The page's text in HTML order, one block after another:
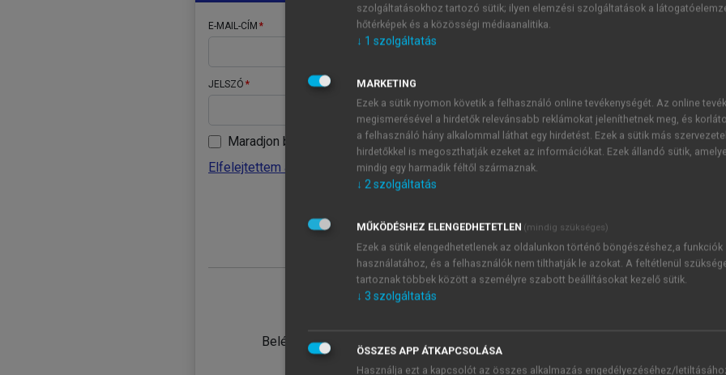
E-MAIL-CÍM
JELSZÓ
Maradjon belépve
Elfelejtettem a jelszavamat
Belépés intézményi azonosítóval
JELSZÓ
Kérek értesítést a MeRSZ
Kérek értesítést az
szolgáltatásokhoz tartozó sütik; ilyen elemzési szolgáltatások a
hőtérképek és a közösségi médiaanalitika.
↓ 1 szolgáltatás
MARKETING
Ezek a sütik nyomon követik a felhasználó online tevékenységét. Az online
megismerésével a hirdetők relevánsabb reklámokat jeleníthetnek meg, és
a felhasználó hány alkalommal láthat egy hirdetést. Ezek a sütik más
hirdetőkkel is megoszthatják ezeket az információkat. Ezek állandó sütik,
mindig egy harmadik féltől származnak.
↓ 2szolgáltatás
MŰKÖDÉSHEZ ELENGEDHETETLEN (mindig szükséges)
Ezek a sütik elengedhetetlenek az oldalunkon történő böngészéshez,a funkciók
használatához, és a felhasználók nem tilthatják le azokat. A feltétlenül
tartoznak többek között a személyre szabott beállításokat kezelő sütik.
↓ 3 szolgáltatás
ÖSSZES APP ÁTKAPCSOLÁSA
Használja ezt a kapcsolót az összes alkalmazás engedélyezéséhez/